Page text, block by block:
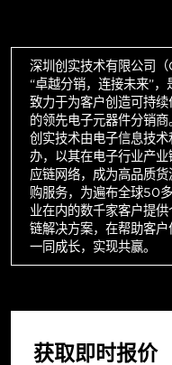
深圳创实技术有限公司
“卓越分销，连接未来”，
致力于为客户创造可持
的领先电子元器件分销商
创实技术由电子信息技
办，以其在电子行业产
应链网络，成为高品质
购服务，为遍布全球50
业在内的数千家客户提
链解决方案，在帮助客
一同成长，实现共赢。
获取即时报价